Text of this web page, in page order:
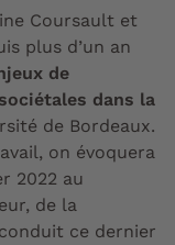
Coursault et
plus d’un an
de
dans la
de Bordeaux.
on évoquera
2022 au
de la
ce dernier